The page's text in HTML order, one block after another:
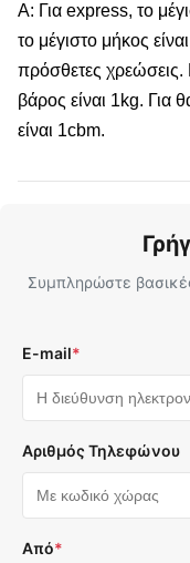
Α: Για express, το
το μέγιστο μήκος
πρόσθετες χρεώσεις.
βάρος είναι 1kg. Για
είναι 1cbm.
Συμπληρώστε
E-mail*
Αριθμός Τηλεφώνου
Από*